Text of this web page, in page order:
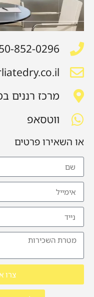
852-0296
מרכז רננים
ווטסאפ
או השאירו פרטים
צרו